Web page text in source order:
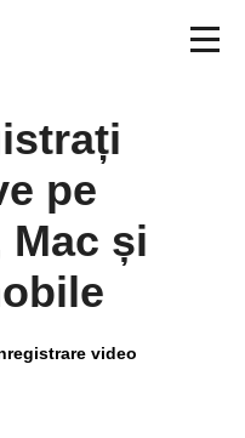
pe
Mac și
video